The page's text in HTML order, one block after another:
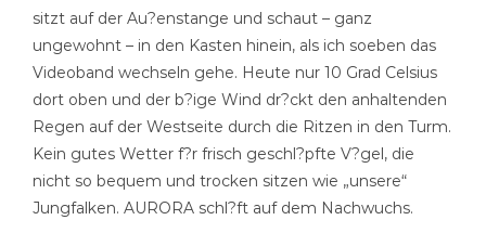
sitzt auf der Au?enstange und schaut – ganz
ungewohnt – in den Kasten hinein, als ich soeben das
Videoband wechseln gehe. Heute nur 10 Grad Celsius
dort oben und der b?ige Wind dr?ckt den anhaltenden
Regen auf der Westseite durch die Ritzen in den Turm.
Kein gutes Wetter f?r frisch geschl?pfte V?gel, die
nicht so bequem und trocken sitzen wie „unsere“
Jungfalken. AURORA schl?ft auf dem Nachwuchs.